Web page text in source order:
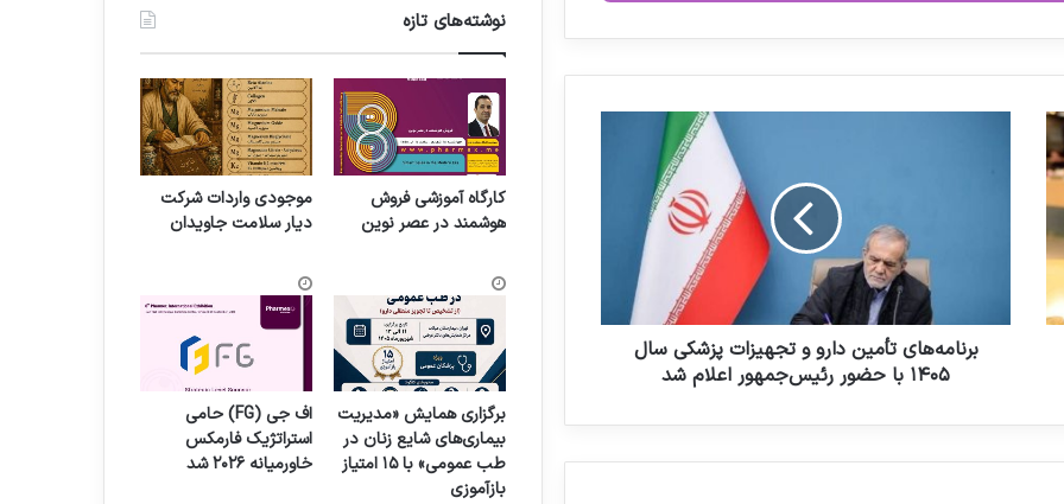
رسمی افتتاح شد
ی
ی
برنامه‌های تأمین دارو و تجهیزات پزشکی سال
۱۴۰۵ با حضور رئیس‌جمهور اعلام شد
نوشته‌های تازه
کارگاه آموزشی فروش
هوشمند در عصر نوین
موجودی واردات شرکت
دیار سلامت جاویدان
برگزاری همایش «مدیریت
بیماری‌های شایع زنان در
طب عمومی» با ۱۵ امتیاز
بازآموزی
اف جی (FG) حامی
استراتژیک فارمکس
خاورمیانه ۲۰۲۶ شد